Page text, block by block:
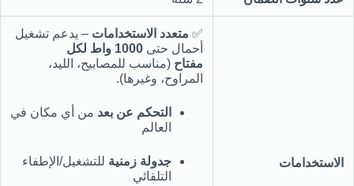
الاستخدامات
✅ متعدد الاستخدامات – يدعم تشغيل
أحمال حتى
1000 واط لكل
مفتاح (مناسب للمصابيح، الليد،
المراوح، وغيرها).
التحكم عن بعد من أي مكان في
العالم
جدولة زمنية للتشغيل/الإطفاء
التلقائي